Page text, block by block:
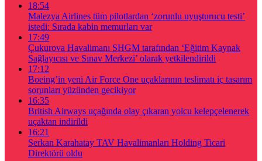
18:54
Malezya Airlines tüm pilotlardan ‘zorunlu uyuşturucu testi’
istedi: Sırada kabin memurları var
17:49
Çukurova Havalimanı SHGM tarafından ‘Eğitim Kaynak
Sağlayıcısı ve Sınav Merkezi’ olarak yetkilendirildi
17:12
Boeing’in yeni Air Force One uçaklarının teslimatı iç tasarım
sorunları yüzünden gecikiyor
16:35
British Airways uçağında olay çıkaran yolcu kelepçelenerek
uçaktan indirildi
16:21
Serkan Karahatay TAV Havalimanları Holding Ticari
Direktörü oldu